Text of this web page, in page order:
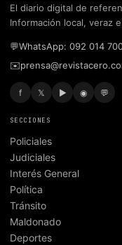
El diario digital de
Información local, veraz
💬WhatsApp: 092 014
✉️
f 𝕏 ▶ ◉ 💬
SECCIONES
Policiales
Judiciales
Interés General
Política
Tránsito
Maldonado
Deportes